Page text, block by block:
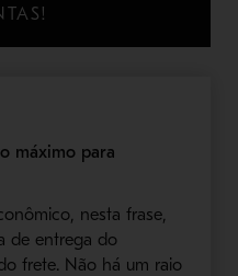
máximo para
nesta frase,
de entrega do
frete. Não há um raio